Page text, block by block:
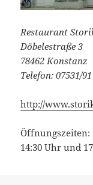
Restaurant
Döbelestraße 3
78462 Konstanz
Telefon: 07531/
http://
Öffnungszeiten:
14:30 Uhr und